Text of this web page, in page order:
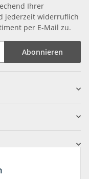
Ihrer
jederzeit widerruflich
per E-Mail zu.
Abonnieren